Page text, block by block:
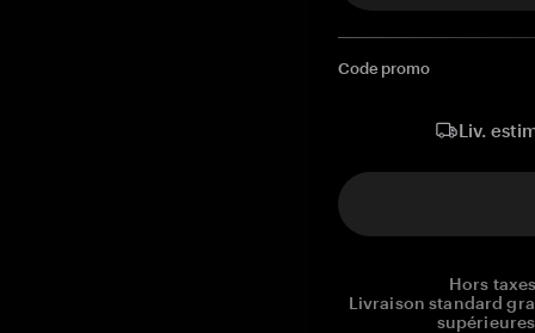
Code promo
Liv.
Hors
Livraison standard